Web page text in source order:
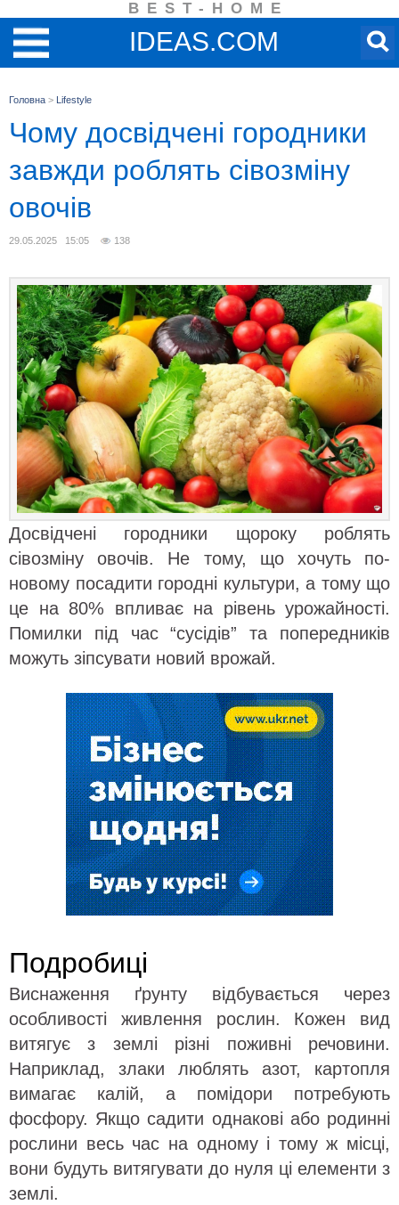
BEST-HOME
IDEAS.COM
Головна > Lifestyle
Чому досвідчені городники
завжди роблять сівозміну
овочів
29.05.2025 15:05 138
Досвідчені городники щороку роблять
сівозміну овочів. Не тому, що хочуть по-
новому посадити городні культури, а тому що
це на 80% впливає на рівень урожайності.
Помилки під час “сусідів” та попередників
можуть зіпсувати новий врожай.
Подробиці
Виснаження ґрунту відбувається через
особливості живлення рослин. Кожен вид
витягує з землі різні поживні речовини.
Наприклад, злаки люблять азот, картопля
вимагає калій, а помідори потребують
фосфору. Якщо садити однакові або родинні
рослини весь час на одному і тому ж місці,
вони будуть витягувати до нуля ці елементи з
землі.